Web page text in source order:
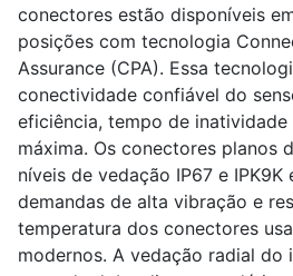
conectores estão disponíveis
posições com tecnologia
Assurance (CPA). Essa
conectividade confiável do
eficiência, tempo de
máxima. Os conectores planos
níveis de vedação IP67 e IPK9K
demandas de alta vibração e
temperatura dos conectores
modernos. A vedação radial do